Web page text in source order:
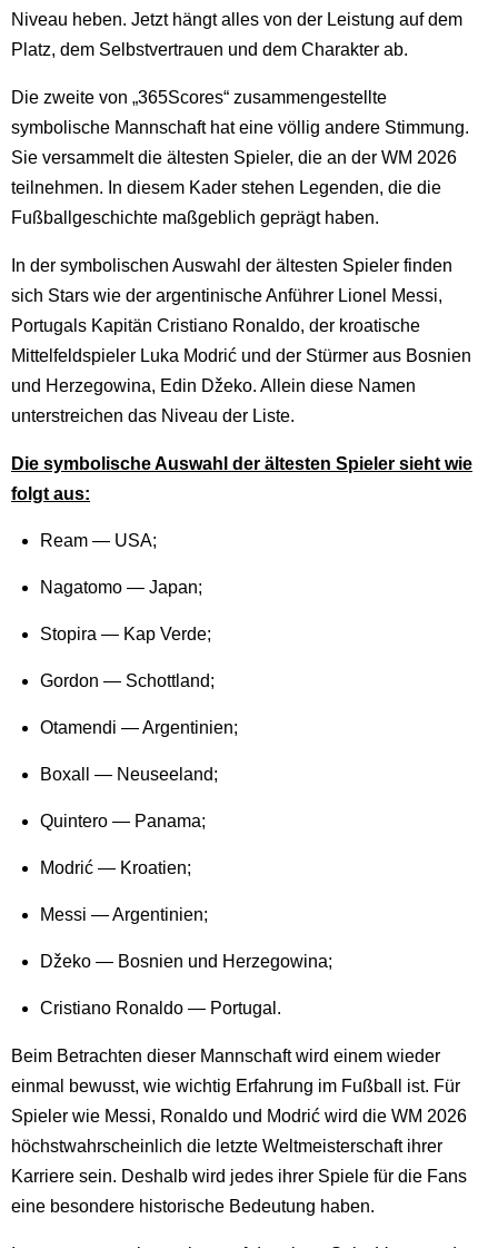
Niveau heben. Jetzt hängt alles von der Leistung auf dem
Platz, dem Selbstvertrauen und dem Charakter ab.
Die zweite von „365Scores“ zusammengestellte
symbolische Mannschaft hat eine völlig andere Stimmung.
Sie versammelt die ältesten Spieler, die an der WM 2026
teilnehmen. In diesem Kader stehen Legenden, die die
Fußballgeschichte maßgeblich geprägt haben.
In der symbolischen Auswahl der ältesten Spieler finden
sich Stars wie der argentinische Anführer Lionel Messi,
Portugals Kapitän Cristiano Ronaldo, der kroatische
Mittelfeldspieler Luka Modrić und der Stürmer aus Bosnien
und Herzegowina, Edin Džeko. Allein diese Namen
unterstreichen das Niveau der Liste.
Die symbolische Auswahl der ältesten Spieler sieht wie
folgt aus:
Ream — USA;
Nagatomo — Japan;
Stopira — Kap Verde;
Gordon — Schottland;
Otamendi — Argentinien;
Boxall — Neuseeland;
Quintero — Panama;
Modrić — Kroatien;
Messi — Argentinien;
Džeko — Bosnien und Herzegowina;
Cristiano Ronaldo — Portugal.
Beim Betrachten dieser Mannschaft wird einem wieder
einmal bewusst, wie wichtig Erfahrung im Fußball ist. Für
Spieler wie Messi, Ronaldo und Modrić wird die WM 2026
höchstwahrscheinlich die letzte Weltmeisterschaft ihrer
Karriere sein. Deshalb wird jedes ihrer Spiele für die Fans
eine besondere historische Bedeutung haben.